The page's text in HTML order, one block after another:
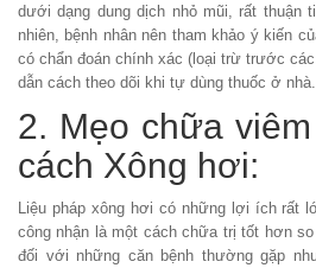
dưới dạng dung dịch nhỏ mũi, rất thuận
nhiên, bệnh nhân nên tham khảo ý kiến
có chẩn đoán chính xác (loại trừ trước
dẫn cách theo dõi khi tự dùng thuốc ở nhà.
2. Mẹo chữa
cách Xông hơi:
Liệu pháp xông hơi có những lợi ích rất
công nhận là một cách chữa trị tốt hơn
đối với những căn bệnh thường gặp